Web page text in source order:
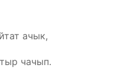
ачык,
чачып.